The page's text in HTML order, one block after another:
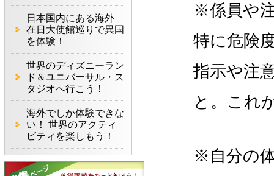
※係員や
特に危険
指示や注
と。これ
※自分の
日本国内にある海外
在日大使館巡りで異国
を体験！
世界のディズニーラン
ド＆ユニバーサル・ス
タジオへ行こう！
海外でしか体験できな
い！ 世界のアクティ
ビティを楽しもう！